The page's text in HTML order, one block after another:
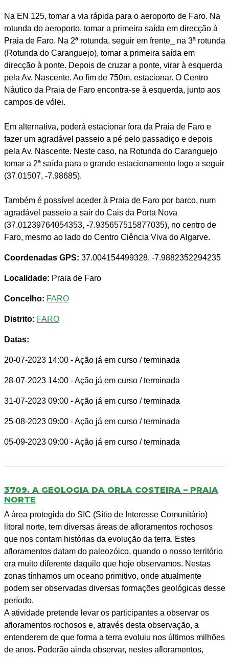
Na EN 125, tomar a via rápida para o aeroporto de Faro. Na
rotunda do aeroporto, tomar a primeira saída em direcção à
Praia de Faro. Na 2ª rotunda, seguir em frente_ na 3ª rotunda
(Rotunda do Caranguejo), tomar a primeira saída em
direcção à ponte. Depois de cruzar a ponte, virar à esquerda
pela Av. Nascente. Ao fim de 750m, estacionar. O Centro
Náutico da Praia de Faro encontra-se à esquerda, junto aos
campos de vólei.
Em alternativa, poderá estacionar fora da Praia de Faro e
fazer um agradável passeio a pé pelo passadiço e depois
pela Av. Nascente. Neste caso, na Rotunda do Caranguejo
tomar a 2ª saída para o grande estacionamento logo a seguir
(37.01507, -7.98685).
Também é possível aceder à Praia de Faro por barco, num
agradável passeio a sair do Cais da Porta Nova
(37.01239764054353, -7.935657515877035), no centro de
Faro, mesmo ao lado do Centro Ciência Viva do Algarve.
Coordenadas GPS: 37.004154499328, -7.9882352294235
Localidade: Praia de Faro
Concelho: FARO
Distrito: FARO
Datas:
20-07-2023 14:00 - Ação já em curso / terminada
28-07-2023 14:00 - Ação já em curso / terminada
31-07-2023 09:00 - Ação já em curso / terminada
25-08-2023 09:00 - Ação já em curso / terminada
05-09-2023 09:00 - Ação já em curso / terminada
3709. A GEOLOGIA DA ORLA COSTEIRA – PRAIA
NORTE
A área protegida do SIC (Sítio de Interesse Comunitário)
litoral norte, tem diversas áreas de afloramentos rochosos
que nos contam histórias da evolução da terra. Estes
afloramentos datam do paleozóico, quando o nosso território
era muito diferente daquilo que hoje observamos. Nestas
zonas tínhamos um oceano primitivo, onde atualmente
podem ser observadas diversas formações geológicas desse
período.
A atividade pretende levar os participantes a observar os
afloramentos rochosos e, através desta observação, a
entenderem de que forma a terra evoluiu nos últimos milhões
de anos. Poderão ainda observar, nestes afloramentos,